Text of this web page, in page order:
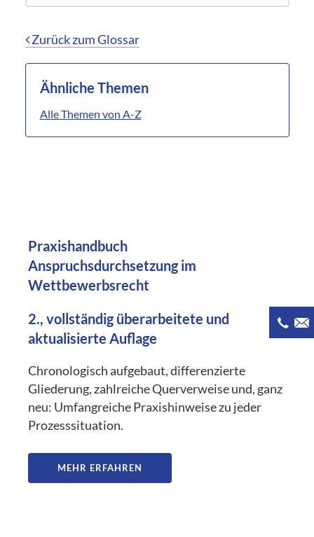
Zurück zum Glossar
Ähnliche Themen
Alle Themen von A-Z
Praxishandbuch
Anspruchsdurchsetzung im
Wettbewerbsrecht
2., vollständig überarbeitete und
aktualisierte Auflage
Chronologisch aufgebaut, differenzierte
Gliederung, zahlreiche Querverweise und, ganz
neu: Umfangreiche Praxishinweise zu jeder
Prozesssituation.
MEHR ERFAHREN